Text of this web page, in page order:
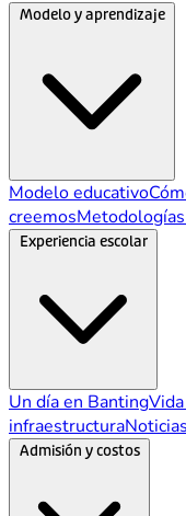
Modelo y aprendizaje
Modelo educativo
creemos
Experiencia escolar
Un día en Banting
infraestructuraNoticias
Admisión y costos